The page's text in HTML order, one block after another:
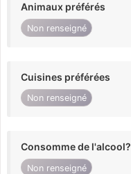
Animaux préférés
Non renseigné
Cuisines préférées
Non renseigné
Consomme de l'alcool?
Non renseigné